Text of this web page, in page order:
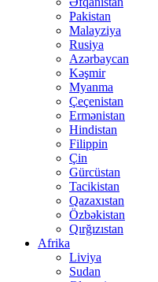
Pakistan
Malayziya
Rusiya
Azərbaycan
Kəşmir
Myanma
Çeçenistan
Ermənistan
Hindistan
Filippin
Çin
Gürcüstan
Tacikistan
Qazaxıstan
Özbəkistan
Qırğızıstan
Afrika
Liviya
Sudan